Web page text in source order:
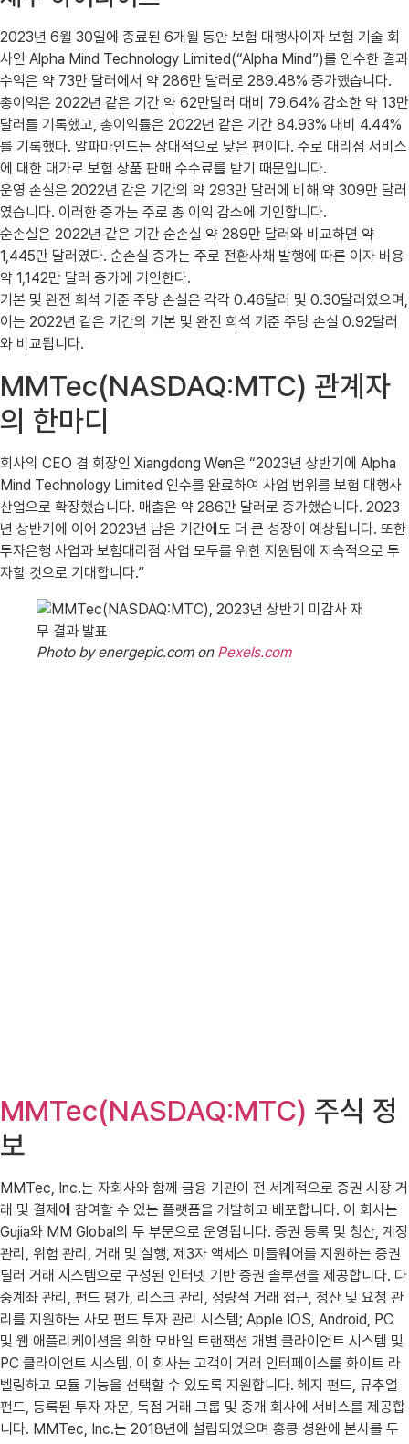
2023년 6월 30일에 종료된 6개월 동안 보험 대행사이자 보험 기술 회
사인 Alpha Mind Technology Limited(“Alpha Mind”)를 인수한 결과
수익은 약 73만 달러에서 약 286만 달러로 289.48% 증가했습니다.
총이익은 2022년 같은 기간 약 62만달러 대비 79.64% 감소한 약 13만
달러를 기록했고, 총이익률은 2022년 같은 기간 84.93% 대비 4.44%
를 기록했다. 알파마인드는 상대적으로 낮은 편이다. 주로 대리점 서비스
에 대한 대가로 보험 상품 판매 수수료를 받기 때문입니다.
운영 손실은 2022년 같은 기간의 약 293만 달러에 비해 약 309만 달러
였습니다. 이러한 증가는 주로 총 이익 감소에 기인합니다.
순손실은 2022년 같은 기간 순손실 약 289만 달러와 비교하면 약
1,445만 달러였다. 순손실 증가는 주로 전환사채 발행에 따른 이자 비용
약 1,142만 달러 증가에 기인한다.
기본 및 완전 희석 기준 주당 손실은 각각 0.46달러 및 0.30달러였으며,
이는 2022년 같은 기간의 기본 및 완전 희석 기준 주당 손실 0.92달러
와 비교됩니다.
MMTec(NASDAQ:MTC) 관계자
의 한마디
회사의 CEO 겸 회장인 Xiangdong Wen은 “2023년 상반기에 Alpha
Mind Technology Limited 인수를 완료하여 사업 범위를 보험 대행사
산업으로 확장했습니다. 매출은 약 286만 달러로 증가했습니다. 2023
년 상반기에 이어 2023년 남은 기간에도 더 큰 성장이 예상됩니다. 또한
투자은행 사업과 보험대리점 사업 모두를 위한 지원팀에 지속적으로 투
자할 것으로 기대합니다.”
Photo by energepic.com on Pexels.com
MMTec(NASDAQ:MTC) 주식 정
보
MMTec, Inc.는 자회사와 함께 금융 기관이 전 세계적으로 증권 시장 거
래 및 결제에 참여할 수 있는 플랫폼을 개발하고 배포합니다. 이 회사는
Gujia와 MM Global의 두 부문으로 운영됩니다. 증권 등록 및 청산, 계정
관리, 위험 관리, 거래 및 실행, 제3자 액세스 미들웨어를 지원하는 증권
딜러 거래 시스템으로 구성된 인터넷 기반 증권 솔루션을 제공합니다. 다
중계좌 관리, 펀드 평가, 리스크 관리, 정량적 거래 접근, 청산 및 요청 관
리를 지원하는 사모 펀드 투자 관리 시스템; Apple IOS, Android, PC
및 웹 애플리케이션을 위한 모바일 트랜잭션 개별 클라이언트 시스템 및
PC 클라이언트 시스템. 이 회사는 고객이 거래 인터페이스를 화이트 라
벨링하고 모듈 기능을 선택할 수 있도록 지원합니다. 헤지 펀드, 뮤추얼
펀드, 등록된 투자 자문, 독점 거래 그룹 및 중개 회사에 서비스를 제공합
니다. MMTec, Inc.는 2018년에 설립되었으며 홍콩 셩완에 본사를 두